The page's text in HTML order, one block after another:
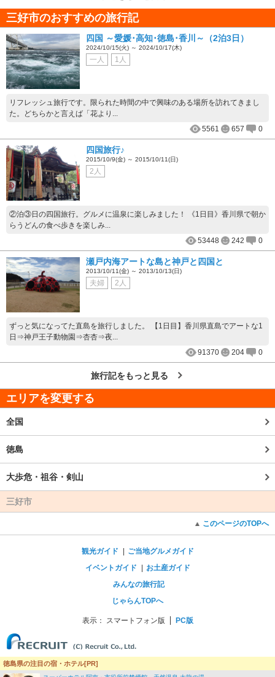
三好市のおすすめの旅行記
四国 ～愛媛･高知･徳島･香川～（2泊3日）
2024/10/15(火) ～ 2024/10/17(木)
一人 1人
リフレッシュ旅行です。限られた時間の中で興味のある場所を訪れてきまし
た。どちらかと言えば「花より...
5561
657 0
四国旅行♪
2015/10/9(金) ～ 2015/10/11(日)
2人
②泊③日の四国旅行。グルメに温泉に楽しみました！ 《1日目》香川県で朝か
らうどんの食べ歩きを楽しみ...
53448
242 0
瀬戸内海アートな島と神戸と四国と
2013/10/11(金) ～ 2013/10/13(日)
夫婦 2人
ずっと気になってた直島を旅行しました。 【1日目】香川県直島でアートな1
日⇒神戸王子動物園⇒杏杏⇒夜...
91370
204 0
旅行記をもっと見る
エリアを変更する
全国
徳島
大歩危・祖谷・剣山
三好市
このページのTOPへ
観光ガイド
ご当地グルメガイド
イベントガイド
お土産ガイド
みんなの旅行記
じゃらんTOPへ
表示： スマートフォン版 PC版
徳島県の注目の宿・ホテル[PR]